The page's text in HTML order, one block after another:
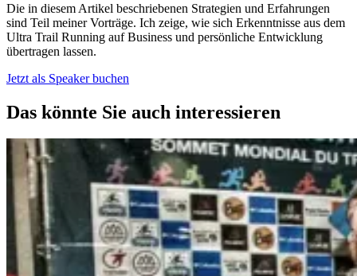
Die in diesem Artikel beschriebenen Strategien und Erfahrungen
sind Teil meiner Vorträge. Ich zeige, wie sich Erkenntnisse aus dem
Ultra Trail Running auf Business und persönliche Entwicklung
übertragen lassen.
Jetzt als Speaker buchen
Das könnte Sie auch interessieren